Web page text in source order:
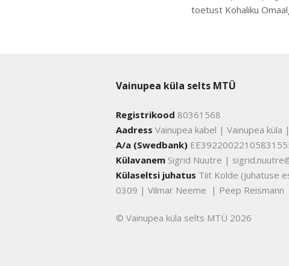
toetust Kohaliku
Vainupea küla selts MTÜ
Registrikood 80361568
Aadress Vainupea kabel | Vainupea
A/a (Swedbank)
Külavanem Sigrid Nuutre |
Külaseltsi juhatus Tiit Kolde (juhatuse
0309 | Vilmar Neeme | Peep Reismann
© Vainupea küla selts MTÜ 2026